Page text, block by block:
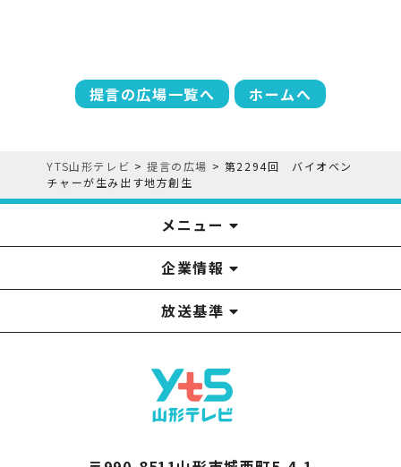
提言の広場一覧へ ホームへ
YTS山形テレビ >提言の広場 > 第2294回 バイオベン
チャーが生み出す地方創生
メニュー
YTSニュース
番組
アナウンサー
プレゼント
イベント
みるるん星人
YTS見学ツアー
番組表
お問い合わせ
企業情報
企業情報
役員構成
YTS山形テレビ SDGs 宣言
採用情報
山形テレビ人権方針
山形テレビ国民保護業務計画提出文
個人情報基本方針
情報セキュリティ基本方針
視聴データの取扱いについて
系列局一覧
中継局一覧
放送基準